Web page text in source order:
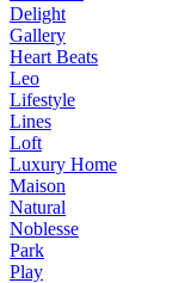
Delight
Gallery
Heart Beats
Leo
Lifestyle
Lines
Loft
Luxury Home
Maison
Natural
Noblesse
Park
Play